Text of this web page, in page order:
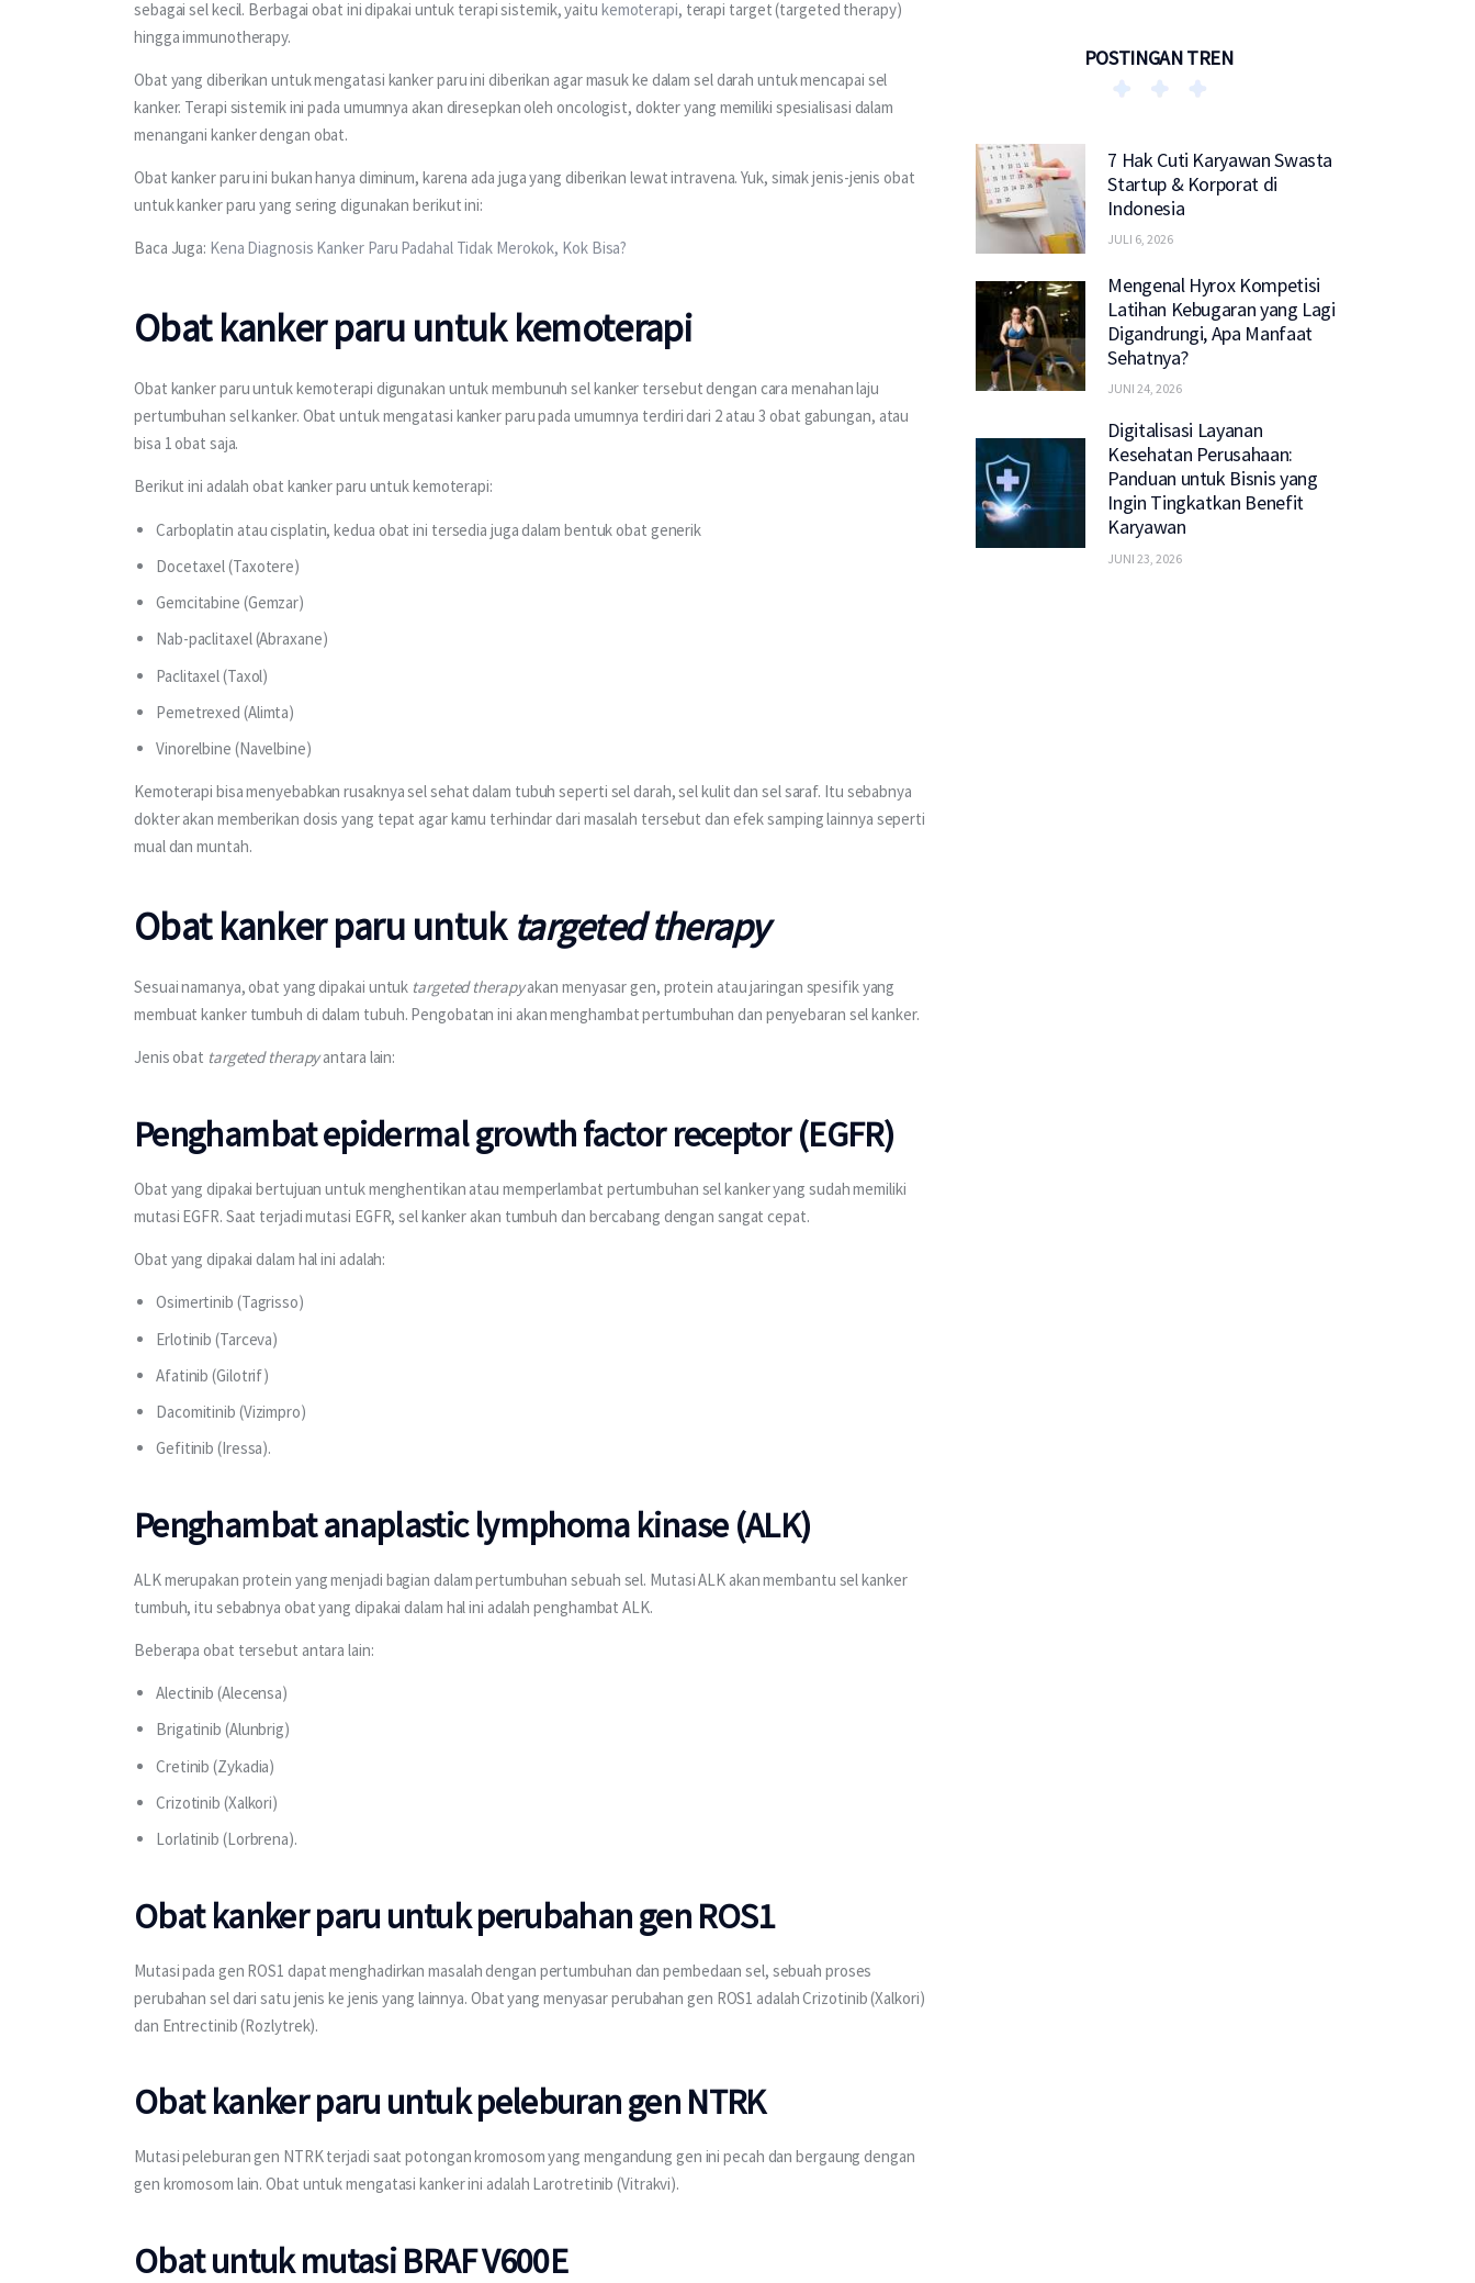
sebagai sel kecil. Berbagai obat ini dipakai untuk terapi sistemik, yaitu kemoterapi, terapi target (targeted therapy)
hingga immunotherapy.
Obat yang diberikan untuk mengatasi kanker paru ini diberikan agar masuk ke dalam sel darah untuk mencapai sel
kanker. Terapi sistemik ini pada umumnya akan diresepkan oleh oncologist, dokter yang memiliki spesialisasi dalam
menangani kanker dengan obat.
Obat kanker paru ini bukan hanya diminum, karena ada juga yang diberikan lewat intravena. Yuk, simak jenis-jenis obat
untuk kanker paru yang sering digunakan berikut ini:
Baca Juga: Kena Diagnosis Kanker Paru Padahal Tidak Merokok, Kok Bisa?
Obat kanker paru untuk kemoterapi
Obat kanker paru untuk kemoterapi digunakan untuk membunuh sel kanker tersebut dengan cara menahan laju
pertumbuhan sel kanker. Obat untuk mengatasi kanker paru pada umumnya terdiri dari 2 atau 3 obat gabungan, atau
bisa 1 obat saja.
Berikut ini adalah obat kanker paru untuk kemoterapi:
Carboplatin atau cisplatin, kedua obat ini tersedia juga dalam bentuk obat generik
Docetaxel (Taxotere)
Gemcitabine (Gemzar)
Nab-paclitaxel (Abraxane)
Paclitaxel (Taxol)
Pemetrexed (Alimta)
Vinorelbine (Navelbine)
Kemoterapi bisa menyebabkan rusaknya sel sehat dalam tubuh seperti sel darah, sel kulit dan sel saraf. Itu sebabnya
dokter akan memberikan dosis yang tepat agar kamu terhindar dari masalah tersebut dan efek samping lainnya seperti
mual dan muntah.
Obat kanker paru untuk targeted therapy
Sesuai namanya, obat yang dipakai untuk targeted therapy akan menyasar gen, protein atau jaringan spesifik yang
membuat kanker tumbuh di dalam tubuh. Pengobatan ini akan menghambat pertumbuhan dan penyebaran sel kanker.
Jenis obat targeted therapy antara lain:
Penghambat epidermal growth factor receptor (EGFR)
Obat yang dipakai bertujuan untuk menghentikan atau memperlambat pertumbuhan sel kanker yang sudah memiliki
mutasi EGFR. Saat terjadi mutasi EGFR, sel kanker akan tumbuh dan bercabang dengan sangat cepat.
Obat yang dipakai dalam hal ini adalah:
Osimertinib (Tagrisso)
Erlotinib (Tarceva)
Afatinib (Gilotrif)
Dacomitinib (Vizimpro)
Gefitinib (Iressa).
Penghambat anaplastic lymphoma kinase (ALK)
ALK merupakan protein yang menjadi bagian dalam pertumbuhan sebuah sel. Mutasi ALK akan membantu sel kanker
tumbuh, itu sebabnya obat yang dipakai dalam hal ini adalah penghambat ALK.
Beberapa obat tersebut antara lain:
Alectinib (Alecensa)
Brigatinib (Alunbrig)
Cretinib (Zykadia)
Crizotinib (Xalkori)
Lorlatinib (Lorbrena).
Obat kanker paru untuk perubahan gen ROS1
Mutasi pada gen ROS1 dapat menghadirkan masalah dengan pertumbuhan dan pembedaan sel, sebuah proses
perubahan sel dari satu jenis ke jenis yang lainnya. Obat yang menyasar perubahan gen ROS1 adalah Crizotinib (Xalkori)
dan Entrectinib (Rozlytrek).
Obat kanker paru untuk peleburan gen NTRK
Mutasi peleburan gen NTRK terjadi saat potongan kromosom yang mengandung gen ini pecah dan bergaung dengan
gen kromosom lain. Obat untuk mengatasi kanker ini adalah Larotretinib (Vitrakvi).
Obat untuk mutasi BRAF V600E
POSTINGAN TREN
7 Hak Cuti Karyawan Swasta
Startup & Korporat di
Indonesia
JULI 6, 2026
Mengenal Hyrox Kompetisi
Latihan Kebugaran yang Lagi
Digandrungi, Apa Manfaat
Sehatnya?
JUNI 24, 2026
Digitalisasi Layanan
Kesehatan Perusahaan:
Panduan untuk Bisnis yang
Ingin Tingkatkan Benefit
Karyawan
JUNI 23, 2026